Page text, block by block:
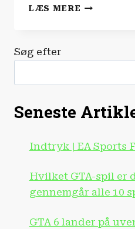
LÆS MERE “DEEP
Søg efter
Seneste
Indtryk | EA Sports
Hvilket GTA-spil er
gennemgår alle 10
GTA 6 lander på